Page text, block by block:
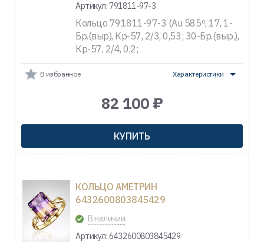
Артикул: 791811-97-3
Кольцо 791811-97-3 (Au 585º, 17, 1-
Бр.(выр), Кр-57, 2/3, 0,53; 30-Бр.(выр.),
Кр-57, 2/4, 0,2;
В избранное Характеристики
82 100 ₽
КУПИТЬ
КОЛЬЦО АМЕТРИН
6432600803845429
В наличии
Артикул: 6432600803845429